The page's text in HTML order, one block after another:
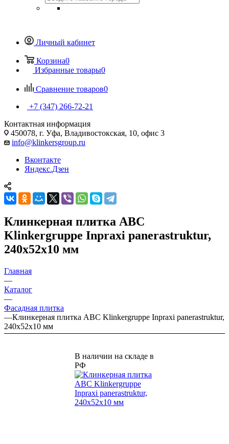
Личный кабинет
Корзина0
Избранные товары0
Сравнение товаров0
+7 (347) 266-72-21
Контактная информация
450078, г. Уфа, Владивостокская, 10, офис 3
info@klinkersgroup.ru
Вконтакте
Яндекс.Дзен
Клинкерная плитка ABC
Klinkergruppe Inpraxi panerastruktur,
240х52х10 мм
Главная
—
Каталог
—
Фасадная плитка
—Клинкерная плитка ABC Klinkergruppe Inpraxi panerastruktur,
240х52х10 мм
В наличии на складе в
РФ